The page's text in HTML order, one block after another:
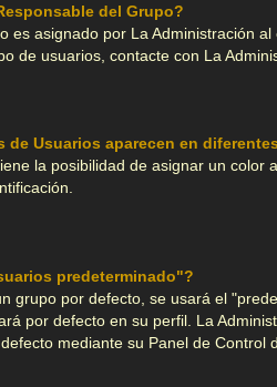
del Grupo?
es asignado por La Administración
de usuarios, contacte con La
de Usuarios aparecen en
la posibilidad de asignar un color
predeterminado"?
grupo por defecto, se usará el
por defecto en su perfil. La
mediante su Panel de Control